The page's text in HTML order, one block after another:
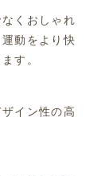
くおしゃれ
動をより快
す。
イン性の高